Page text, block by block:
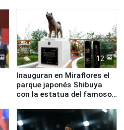
12
Inauguran en Miraflores el
parque japonés Shibuya
con la estatua del famoso